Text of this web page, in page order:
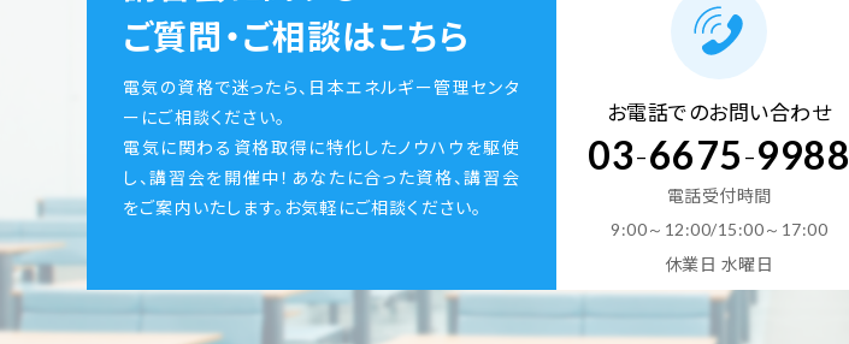
ご質問・ご相談はこちら
電気の資格で迷ったら、日本エネルギー管理センタ
ーにご相談ください。
電気に関わる資格取得に特化したノウハウを駆使
し、講習会を開催中！あなたに合った資格、講習会
をご案内いたします。お気軽にご相談ください。
お電話でのお問い合わせ
03-6675-9988
電話受付時間
9:00～12:00/15:00～17:00
休業日 水曜日